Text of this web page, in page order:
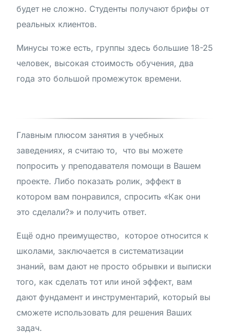
будет не сложно. Студенты получают брифы от
реальных клиентов.
Минусы тоже есть, группы здесь большие 18-25
человек, высокая стоимость обучения, два
года это большой промежуток времени.
Главным плюсом занятия в учебных
заведениях, я считаю то, что вы можете
попросить у преподавателя помощи в Вашем
проекте. Либо показать ролик, эффект в
котором вам понравился, спросить «Как они
это сделали?» и получить ответ.
Ещё одно преимущество, которое относится к
школами, заключается в систематизации
знаний, вам дают не просто обрывки и выписки
того, как сделать тот или иной эффект, вам
дают фундамент и инструментарий, который вы
сможете использовать для решения Ваших
задач.